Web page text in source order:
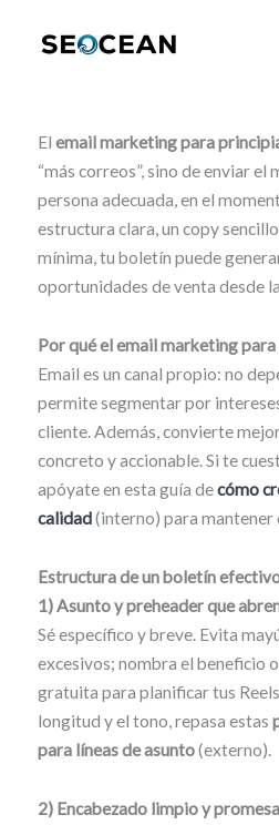
El email marketing para
“más correos”, sino de enviar el
persona adecuada, en el
estructura clara, un copy
mínima, tu boletín puede
oportunidades de venta desde
Por qué el email marketing
Email es un canal propio: no
permite segmentar por
cliente. Además, convierte
concreto y accionable. Si te
apóyate en esta guía decómo
calidad(interno) para mantener
Estructura de un boletín
1) Asunto y preheader que
Sé específico y breve. Evita
excesivos; nombra el beneficio
gratuita para planificar tus Reels
longitud y el tono, repasa estas
para líneas de asunto(externo).
2) Encabezado limpio y